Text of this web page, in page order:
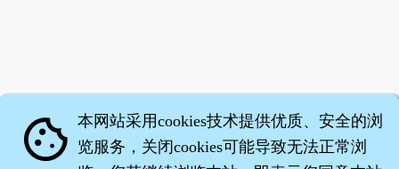
cookie 本网站采用cookies技术提供优质、安全的浏
览服务，关闭cookies可能导致无法正常浏